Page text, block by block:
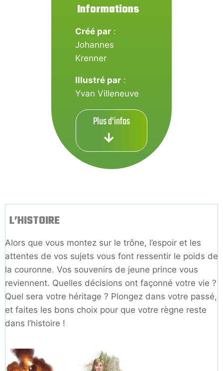
Informations
Créé par :
Johannes
Krenner
Illustré par :
Yvan Villeneuve
Plus d'infos
L’HISTOIRE
Alors que vous montez sur le trône, l’espoir et les
attentes de vos sujets vous font ressentir le poids de
la couronne. Vos souvenirs de jeune prince vous
reviennent. Quelles décisions ont façonné votre vie ?
Quel sera votre héritage ? Plongez dans votre passé,
et faites les bons choix pour que votre règne reste
dans l’histoire !